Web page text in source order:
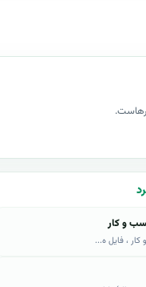
و کار
، فایل ه...